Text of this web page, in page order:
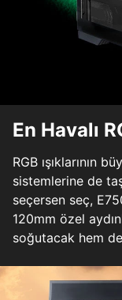
En Havalı
RGB ışıklarının
sistemlerine de
seçersen seç,
120mm özel
soğutacak hem